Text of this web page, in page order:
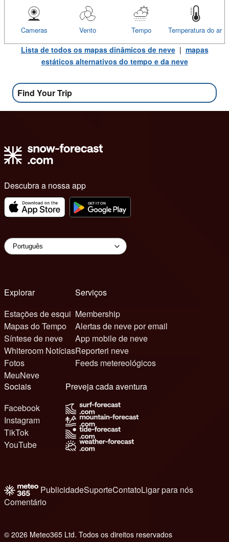
Temperatura do ar
Tempo
Vento
Cameras
Lista de todos os mapas dinâmicos de neve| mapas
estáticos alternativos do tempo e da neve
Find Your Trip
Descubra a nossa app
Explorar
Estações de esqui
Mapas do Tempo
Síntese de neve
Whiteroom Notícias
Fotos
MeuNeve
Serviços
Membership
Alertas de neve por email
App mobile de neve
Reporteri neve
Feeds metereológicos
Sociais
Facebook
Instagram
TikTok
YouTube
Preveja cada aventura
PublicidadeSuporteContatoLigar para nós
Comentário
© 2026 Meteo365 Ltd. Todos os direitos reservados